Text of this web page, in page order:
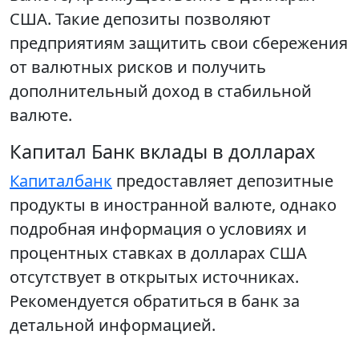
США. Такие депозиты позволяют
предприятиям защитить свои сбережения
от валютных рисков и получить
дополнительный доход в стабильной
валюте.
Капитал Банк вклады в долларах
Капиталбанк предоставляет депозитные
продукты в иностранной валюте, однако
подробная информация о условиях и
процентных ставках в долларах США
отсутствует в открытых источниках.
Рекомендуется обратиться в банк за
детальной информацией.